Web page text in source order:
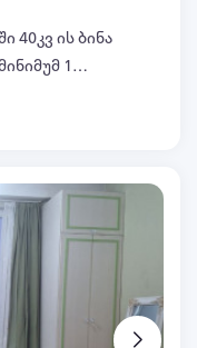
40კვ ის ბინა
1